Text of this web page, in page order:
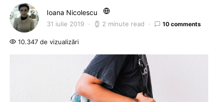
Ioana Nicolescu
31 iulie 2019 2 minute read 10 comments
10.347 de vizualizări